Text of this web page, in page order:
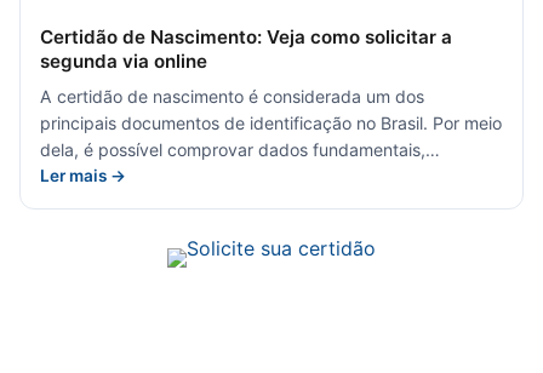
Certidão de Nascimento: Veja como solicitar a
segunda via online
A certidão de nascimento é considerada um dos
principais documentos de identificação no Brasil. Por meio
dela, é possível comprovar dados fundamentais,…
Ler mais →